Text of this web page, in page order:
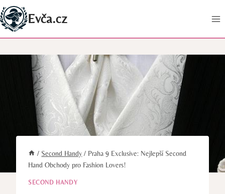
Přeskočit
na
obsah
Evča.cz
/ Second Handy / Praha 9 Exclusive: Nejlepší Second
Hand Obchody pro Fashion Lovers!
SECOND HANDY